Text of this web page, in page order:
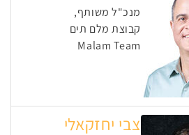
מנכ"ל משותף,
קבוצת מלם תים
Malam Team
צבי יחזקאלי